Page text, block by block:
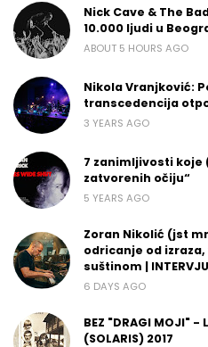
Nick Cave & The
10.000 ljudi u
ABOUT 5 HOURS AGO
Nikola Vranjković:
transcedencija
3 YEARS AGO
7 zanimljivosti koje
zatvorenih očiju“
5 YEARS AGO
Zoran Nikolić (jst
odricanje od
suštinom | INTERVJU
6 DAYS AGO
BEZ "DRAGI MOJI"
(SOLARIS) 2017